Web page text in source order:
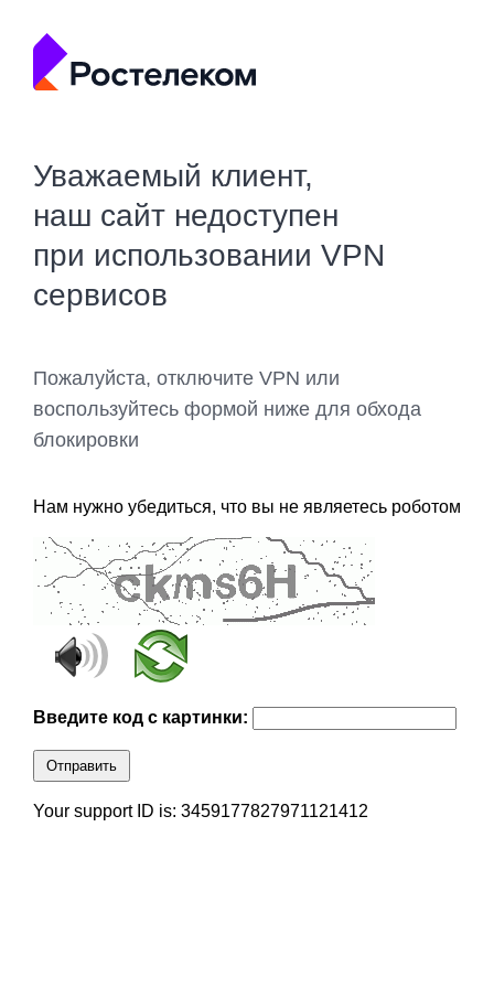
Уважаемый клиент,
наш сайт недоступен
при использовании VPN
сервисов
Пожалуйста, отключите VPN или
воспользуйтесь формой ниже для обхода
блокировки
Нам нужно убедиться, что вы не являетесь роботом
Введите код с картинки:
Отправить
Your support ID is: 3459177827971121412